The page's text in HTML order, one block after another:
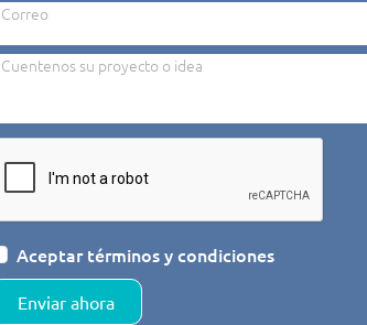
Correo
Cuentenos su proyecto o idea
Aceptar términos y condiciones
Enviar ahora